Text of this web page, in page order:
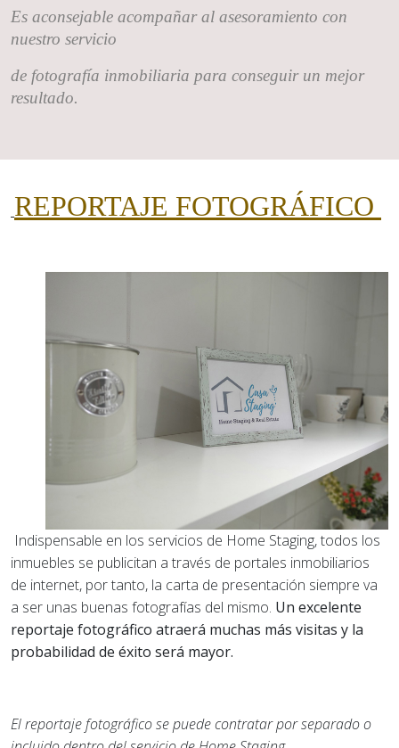
Es aconsejable acompañar al asesoramiento con
nuestro servicio
de fotografía inmobiliaria para conseguir un mejor
resultado.
REPORTAJE FOTOGRÁFICO
Indispensable en los servicios de Home Staging, todos los
inmuebles se publicitan a través de portales inmobiliarios
de internet, por tanto, la carta de presentación siempre va
a ser unas buenas fotografías del mismo. Un excelente
reportaje fotográfico atraerá muchas más visitas y la
probabilidad de éxito será mayor.
El reportaje fotográfico se puede contratar por separado o